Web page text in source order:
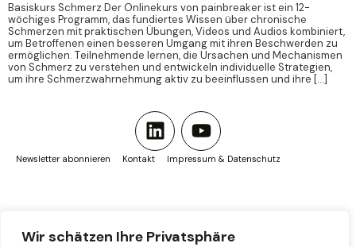
Wir schätzen Ihre Privatsphäre
Basiskurs Schmerz Der Onlinekurs von painbreaker ist ein 12-
wöchiges Programm, das fundiertes Wissen über chronische
Schmerzen mit praktischen Übungen, Videos und Audios kombiniert,
um Betroffenen einen besseren Umgang mit ihren Beschwerden zu
ermöglichen. Teilnehmende lernen, die Ursachen und Mechanismen
von Schmerz zu verstehen und entwickeln individuelle Strategien,
um ihre Schmerzwahrnehmung aktiv zu beeinflussen und ihre […]
Newsletter abonnieren Kontakt Impressum & Datenschutz